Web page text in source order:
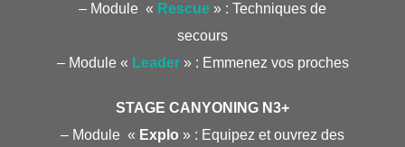
– Module « Rescue » : Techniques de
secours
– Module « Leader» : Emmenez vos proches
STAGE CANYONING N3+
– Module « Explo » : Equipez et ouvrez des